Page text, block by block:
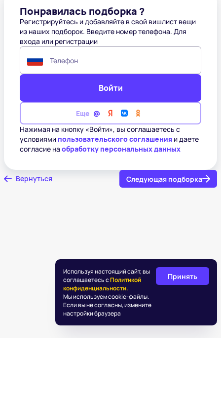
Понравилась подборка ?
Регистрируйтесь и добавляйте в свой вишлист вещи
из наших подборок. Введите номер телефона. Для
входа или регистрации
Телефон
Войти
Еще
Нажимая на кнопку «Войти», вы соглашаетесь с
условиями пользовательского соглашения и даете
согласие на обработку персональных данных
Вернуться Следующая подборка
Используя настоящий сайт, вы
соглашаетесь сПолитикой
конфиденциальности.
Мы используем cookie-файлы.
Если вы не согласны, измените
настройки браузера
Принять